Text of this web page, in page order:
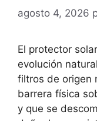
agosto 4, 2026
El protector
evolución
filtros de origen
barrera física
y que se